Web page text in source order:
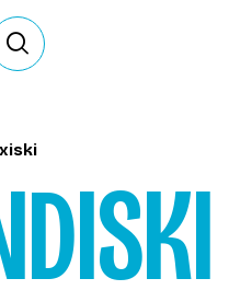
Ouvrir le formulaire de